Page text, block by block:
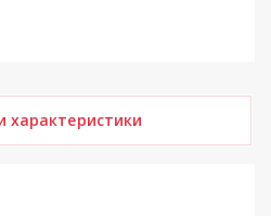
характеристики